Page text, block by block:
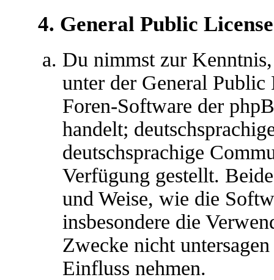
4. General Public License
Du nimmst zur
unter der General
Foren-Software der
handelt;
deutschsprachige
Verfügung gestellt.
und Weise, wie die
insbesondere die
Zwecke nicht
Einfluss nehmen.